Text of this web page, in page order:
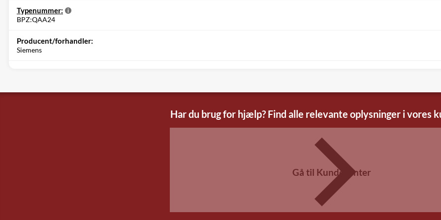
Typenummer:
BPZ:QAA24
Producent/forhandler:
Siemens
Har du brug for hjælp? Find alle relevante oplysninger i vores
Gå til Kundecenter